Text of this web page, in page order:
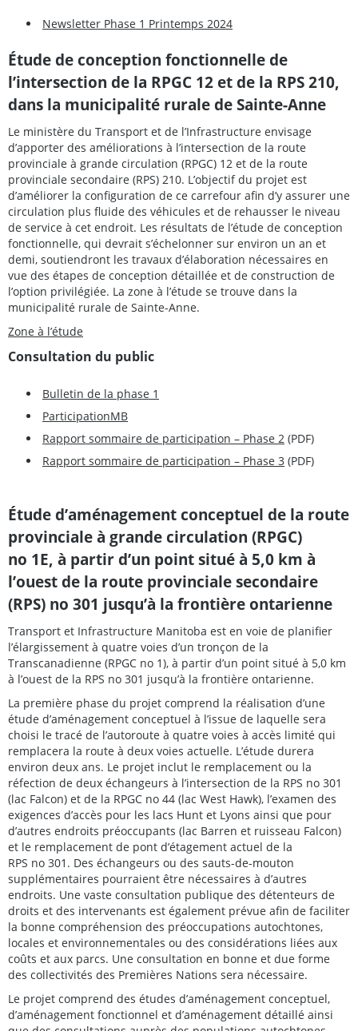
Newsletter Phase 1 Printemps 2024
Étude de conception fonctionnelle de
l’intersection de la RPGC 12 et de la RPS 210,
dans la municipalité rurale de Sainte-Anne
Le ministère du Transport et de l’Infrastructure envisage
d’apporter des améliorations à l’intersection de la route
provinciale à grande circulation (RPGC) 12 et de la route
provinciale secondaire (RPS) 210. L’objectif du projet est
d’améliorer la configuration de ce carrefour afin d’y assurer une
circulation plus fluide des véhicules et de rehausser le niveau
de service à cet endroit. Les résultats de l’étude de conception
fonctionnelle, qui devrait s’échelonner sur environ un an et
demi, soutiendront les travaux d’élaboration nécessaires en
vue des étapes de conception détaillée et de construction de
l’option privilégiée. La zone à l’étude se trouve dans la
municipalité rurale de Sainte-Anne.
Zone à l’étude
Consultation du public
Bulletin de la phase 1
ParticipationMB
Rapport sommaire de participation – Phase 2 (PDF)
Rapport sommaire de participation – Phase 3 (PDF)
Étude d’aménagement conceptuel de la route
provinciale à grande circulation (RPGC)
no 1E, à partir d’un point situé à 5,0 km à
l’ouest de la route provinciale secondaire
(RPS) no 301 jusqu’à la frontière ontarienne
Transport et Infrastructure Manitoba est en voie de planifier
l’élargissement à quatre voies d’un tronçon de la
Transcanadienne (RPGC no 1), à partir d’un point situé à 5,0 km
à l’ouest de la RPS no 301 jusqu’à la frontière ontarienne.
La première phase du projet comprend la réalisation d’une
étude d’aménagement conceptuel à l’issue de laquelle sera
choisi le tracé de l’autoroute à quatre voies à accès limité qui
remplacera la route à deux voies actuelle. L’étude durera
environ deux ans. Le projet inclut le remplacement ou la
réfection de deux échangeurs à l’intersection de la RPS no 301
(lac Falcon) et de la RPGC no 44 (lac West Hawk), l’examen des
exigences d’accès pour les lacs Hunt et Lyons ainsi que pour
d’autres endroits préoccupants (lac Barren et ruisseau Falcon)
et le remplacement de pont d’étagement actuel de la
RPS no 301. Des échangeurs ou des sauts-de-mouton
supplémentaires pourraient être nécessaires à d’autres
endroits. Une vaste consultation publique des détenteurs de
droits et des intervenants est également prévue afin de faciliter
la bonne compréhension des préoccupations autochtones,
locales et environnementales ou des considérations liées aux
coûts et aux parcs. Une consultation en bonne et due forme
des collectivités des Premières Nations sera nécessaire.
Le projet comprend des études d’aménagement conceptuel,
d’aménagement fonctionnel et d’aménagement détaillé ainsi